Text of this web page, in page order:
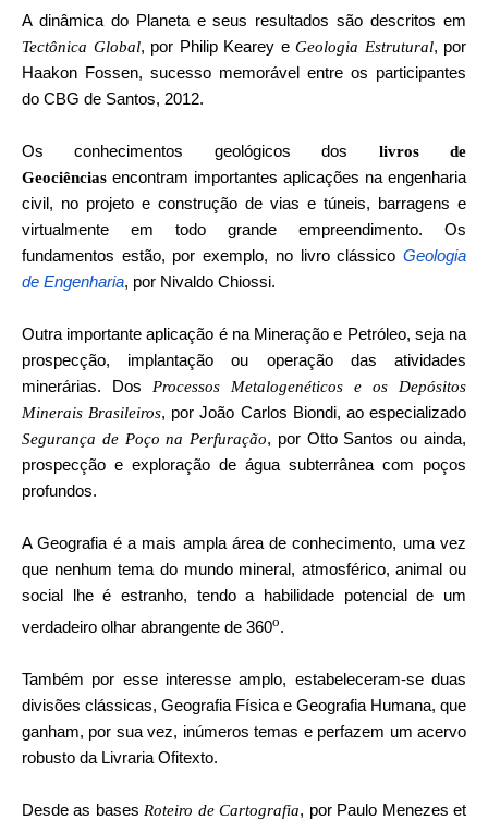
A dinâmica do Planeta e seus resultados são descritos em
Tectônica Global, por Philip Kearey e Geologia Estrutural, por
Haakon Fossen, sucesso memorável entre os participantes
do CBG de Santos, 2012.
Os conhecimentos geológicos dos livros de
Geociências encontram importantes aplicações na engenharia
civil, no projeto e construção de vias e túneis, barragens e
virtualmente em todo grande empreendimento. Os
fundamentos estão, por exemplo, no livro clássico Geologia
de Engenharia, por Nivaldo Chiossi.
Outra importante aplicação é na Mineração e Petróleo, seja na
prospecção, implantação ou operação das atividades
minerárias. Dos Processos Metalogenéticos e os Depósitos
Minerais Brasileiros, por João Carlos Biondi, ao especializado
Segurança de Poço na Perfuração, por Otto Santos ou ainda,
prospecção e exploração de água subterrânea com poços
profundos.
A Geografia é a mais ampla área de conhecimento, uma vez
que nenhum tema do mundo mineral, atmosférico, animal ou
social lhe é estranho, tendo a habilidade potencial de um
verdadeiro olhar abrangente de 360o.
Também por esse interesse amplo, estabeleceram-se duas
divisões clássicas, Geografia Física e Geografia Humana, que
ganham, por sua vez, inúmeros temas e perfazem um acervo
robusto da Livraria Ofitexto.
Desde as bases Roteiro de Cartografia, por Paulo Menezes et